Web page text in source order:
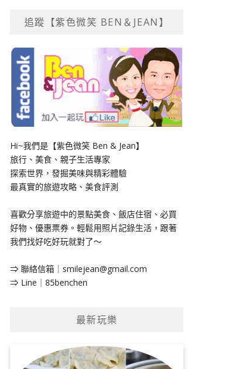
追蹤【紫色微笑 BEN＆JEAN】
Hi~我們是【紫色微笑 Ben & Jean】
旅行、美食、親子生活專家
探索世界，發掘美味與精彩體驗
最真實的旅遊攻略、美食評測
喜歡分享旅遊中的景點美食、飯店住宿、必買
好物、優惠票券。輕鬆用照片記錄生活，跟著
我們找好吃好玩就對了～
⇒ 聯絡信箱｜ smilejean@gmail.com
⇒ Line｜85benchen
最新玩樂